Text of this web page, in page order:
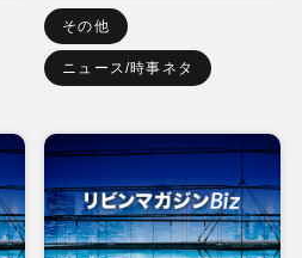
その他
ニュース/時事ネタ